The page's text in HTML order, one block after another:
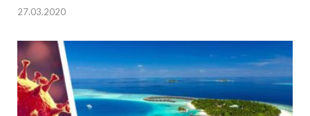
27.03.2020